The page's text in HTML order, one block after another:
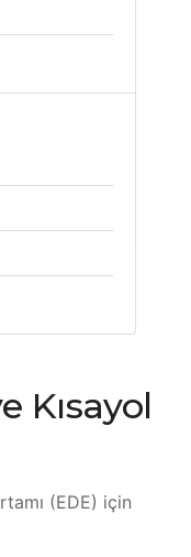
Kısayol
(EDE) için